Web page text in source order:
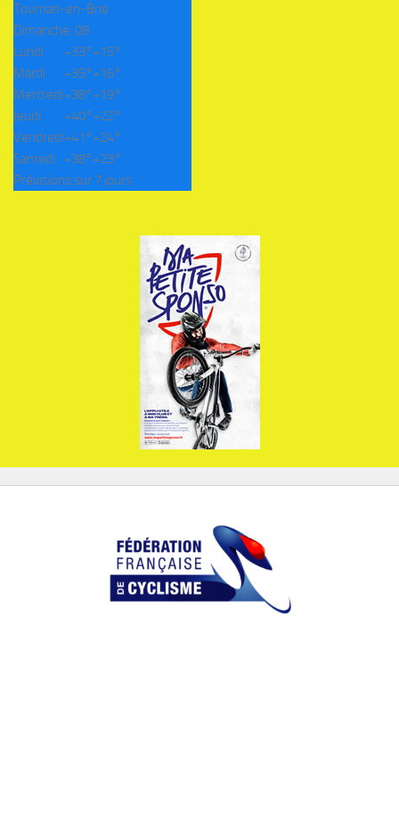
Tournan-en-Brie
Dimanche, 09
Lundi
+33°+15°
Mardi
+35°+16°
Mercredi+38°+19°
Jeudi
+40°+22°
Vendredi+41°+24°
Samedi
+38°+23°
Prévisions sur 7 jours